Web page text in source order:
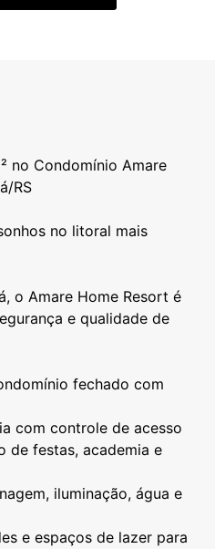
no Condomínio Amare
RS
no litoral mais
o Amare Home Resort é
e qualidade de
fechado com
com controle de acesso
de festas, academia e
iluminação, água e
e espaços de lazer para